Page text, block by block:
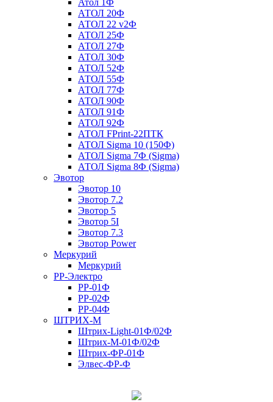
АТОЛ 20Ф
АТОЛ 22 v2Ф
АТОЛ 25Ф
АТОЛ 27Ф
АТОЛ 30Ф
АТОЛ 52Ф
АТОЛ 55Ф
АТОЛ 77Ф
АТОЛ 90Ф
АТОЛ 91Ф
АТОЛ 92Ф
АТОЛ FPrint-22ПТК
АТОЛ Sigma 10 (150Ф)
АТОЛ Sigma 7Ф (Sigma)
АТОЛ Sigma 8Ф (Sigma)
Эвотор
Эвотор 10
Эвотор 7.2
Эвотор 5
Эвотор 5I
Эвотор 7.3
Эвотор Power
Меркурий
Меркурий
РР-Электро
РР-01Ф
РР-02Ф
РР-04Ф
ШТРИХ-М
Штрих-Light-01Ф/02Ф
Штрих-М-01Ф/02Ф
Штрих-ФР-01Ф
Элвес-ФР-Ф